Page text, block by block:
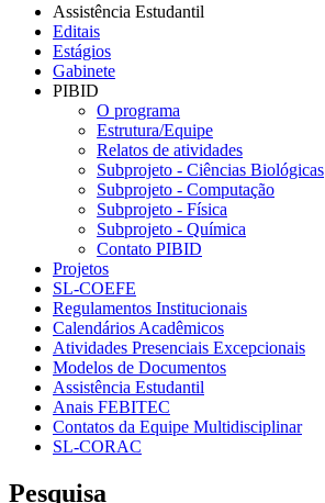
Assistência Estudantil
Editais
Estágios
Gabinete
PIBID
O programa
Estrutura/Equipe
Relatos de atividades
Subprojeto - Ciências Biológicas
Subprojeto - Computação
Subprojeto - Física
Subprojeto - Química
Contato PIBID
Projetos
SL-COEFE
Regulamentos Institucionais
Calendários Acadêmicos
Atividades Presenciais Excepcionais
Modelos de Documentos
Assistência Estudantil
Anais FEBITEC
Contatos da Equipe Multidisciplinar
SL-CORAC
Pesquisa